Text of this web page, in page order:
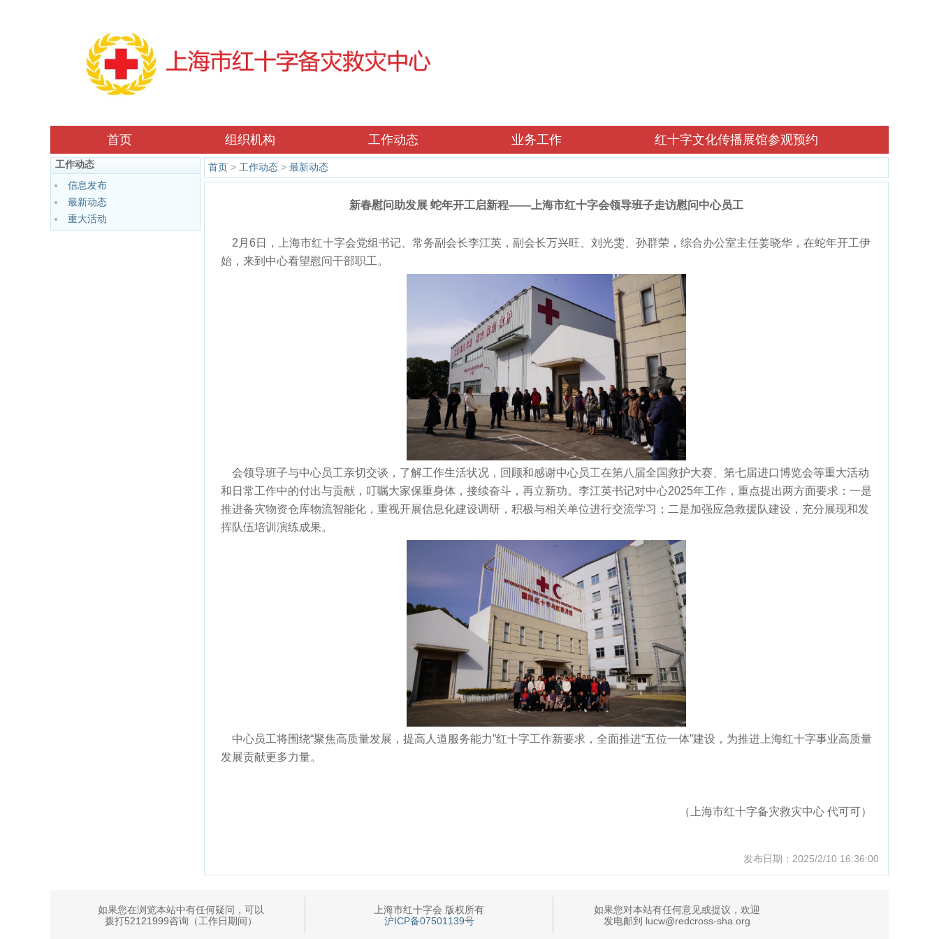
首页 组织机构 工作动态 业务工作 红十字文化传播展馆参观预约
工作动态
信息发布
最新动态
重大活动
首页 > 工作动态 > 最新动态
新春慰问助发展 蛇年开工启新程——上海市红十字会领导班子走访慰问中心员工
2月6日，上海市红十字会党组书记、常务副会长李江英，副会长万兴旺、刘光雯、孙群荣，综合办公室主任姜晓华，在蛇年开工伊
始，来到中心看望慰问干部职工。
会领导班子与中心员工亲切交谈，了解工作生活状况，回顾和感谢中心员工在第八届全国救护大赛、第七届进口博览会等重大活动
和日常工作中的付出与贡献，叮嘱大家保重身体，接续奋斗，再立新功。李江英书记对中心2025年工作，重点提出两方面要求：一是
推进备灾物资仓库物流智能化，重视开展信息化建设调研，积极与相关单位进行交流学习；二是加强应急救援队建设，充分展现和发
挥队伍培训演练成果。
中心员工将围绕“聚焦高质量发展，提高人道服务能力”红十字工作新要求，全面推进“五位一体”建设，为推进上海红十字事业高质量
发展贡献更多力量。
（上海市红十字备灾救灾中心 代可可）
发布日期：2025/2/10 16:36:00
如果您在浏览本站中有任何疑问，可以
拨打52121999咨询（工作日期间）
上海市红十字会 版权所有
沪ICP备07501139号
如果您对本站有任何意见或提议，欢迎
发电邮到 lucw@redcross-sha.org